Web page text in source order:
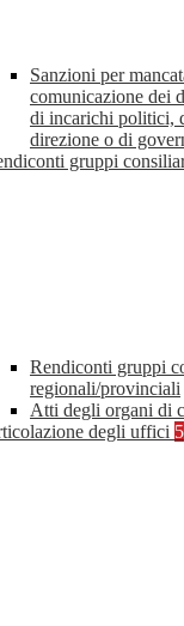
Sanzioni per
comunicazione dei
di incarichi politici,
direzione o di
gruppi
Rendiconti gruppi
regionali/provinciali
Atti degli organi di
degli uffici 5